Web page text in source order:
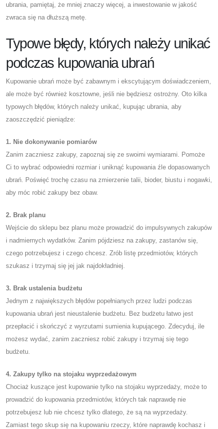
ubrania, pamiętaj, że mniej znaczy więcej, a inwestowanie w jakość
zwraca się na dłuższą metę.
Typowe błędy, których należy unikać
podczas kupowania ubrań
Kupowanie ubrań może być zabawnym i ekscytującym doświadczeniem,
ale może być również kosztowne, jeśli nie będziesz ostrożny. Oto kilka
typowych błędów, których należy unikać, kupując ubrania, aby
zaoszczędzić pieniądze:
1. Nie dokonywanie pomiarów
Zanim zaczniesz zakupy, zapoznaj się ze swoimi wymiarami. Pomoże
Ci to wybrać odpowiedni rozmiar i uniknąć kupowania źle dopasowanych
ubrań. Poświęć trochę czasu na zmierzenie talii, bioder, biustu i nogawki,
aby móc robić zakupy bez obaw.
2. Brak planu
Wejście do sklepu bez planu może prowadzić do impulsywnych zakupów
i nadmiernych wydatków. Zanim pójdziesz na zakupy, zastanów się,
czego potrzebujesz i czego chcesz. Zrób listę przedmiotów, których
szukasz i trzymaj się jej jak najdokładniej.
3. Brak ustalenia budżetu
Jednym z największych błędów popełnianych przez ludzi podczas
kupowania ubrań jest nieustalenie budżetu. Bez budżetu łatwo jest
przepłacić i skończyć z wyrzutami sumienia kupującego. Zdecyduj, ile
możesz wydać, zanim zaczniesz robić zakupy i trzymaj się tego
budżetu.
4. Zakupy tylko na stojaku wyprzedażowym
Chociaż kuszące jest kupowanie tylko na stojaku wyprzedaży, może to
prowadzić do kupowania przedmiotów, których tak naprawdę nie
potrzebujesz lub nie chcesz tylko dlatego, że są na wyprzedaży.
Zamiast tego skup się na kupowaniu rzeczy, które naprawdę kochasz i